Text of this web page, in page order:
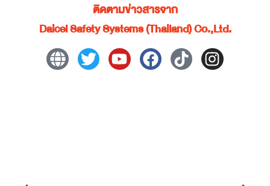
ติดตามข่าวสารจาก
Daicel Safety Systems (Thailand) Co.,Ltd.